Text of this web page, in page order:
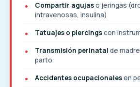
Compartir agujaso jeringas
intravenosas, insulina)
Tatuajes o piercingscon
Transmisión perinatal de
parto
Accidentes ocupacionalesen